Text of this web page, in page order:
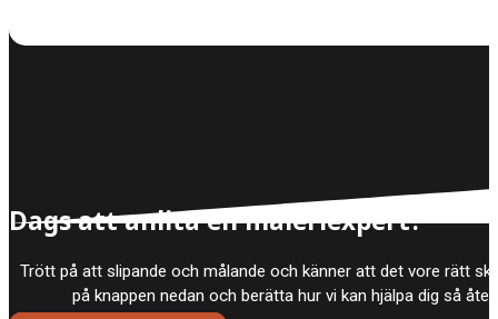
Dags att anlita en måleriexpert?
Trött på att slipande och målande och känner att det vore rätt
på knappen nedan och berätta hur vi kan hjälpa dig så